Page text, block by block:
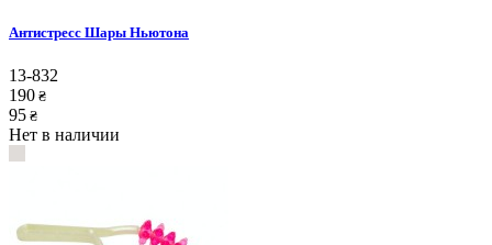
Антистресс Шары Ньютона
13-832
190 ₴
95 ₴
Нет в наличии